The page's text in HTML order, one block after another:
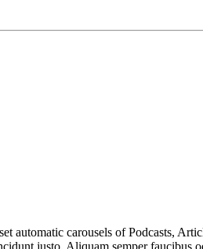
automatic carousels of Podcasts,
justo. Aliquam semper faucibus